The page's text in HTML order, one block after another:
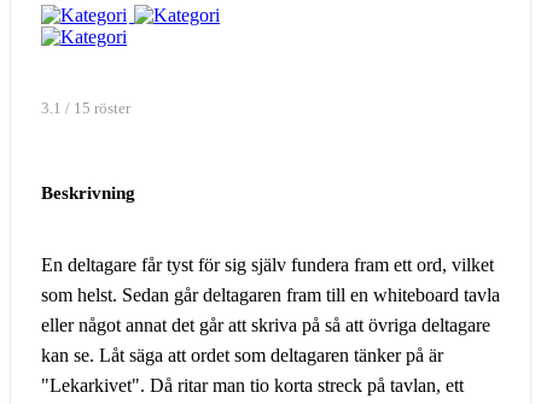
3.1 / 15 röster
Beskrivning
En deltagare får tyst för sig själv fundera fram ett ord, vilket
som helst. Sedan går deltagaren fram till en whiteboard tavla
eller något annat det går att skriva på så att övriga deltagare
kan se. Låt säga att ordet som deltagaren tänker på är
"Lekarkivet". Då ritar man tio korta streck på tavlan, ett